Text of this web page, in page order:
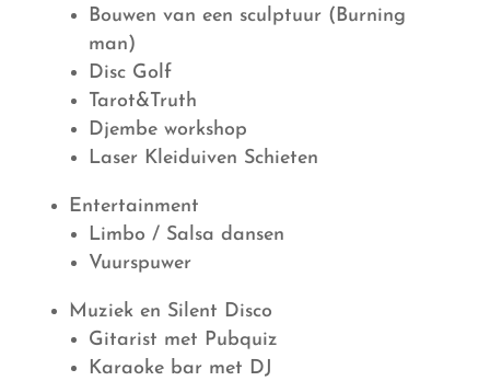
Bouwen van een sculptuur (Burning
man)
Disc Golf
Tarot&Truth
Djembe workshop
Laser Kleiduiven Schieten
Entertainment
Limbo / Salsa dansen
Vuurspuwer
Muziek en Silent Disco
Gitarist met Pubquiz
Karaoke bar met DJ